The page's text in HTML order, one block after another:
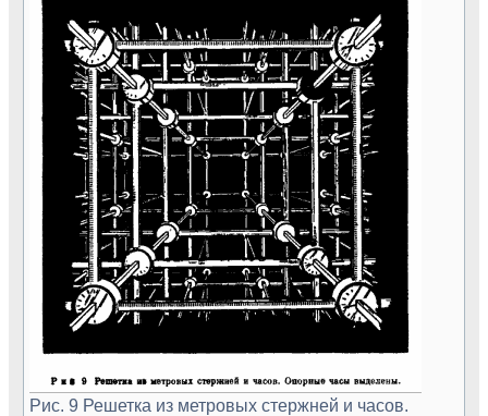
Рис. 9 Решетка из метровых стержней и часов.